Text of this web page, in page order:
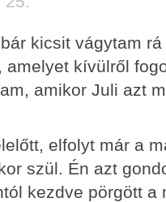
kicsit vágytam
amelyet kívülről
amikor Juli azt
elfolyt már a
szül. Én azt
kezdve pörgött a